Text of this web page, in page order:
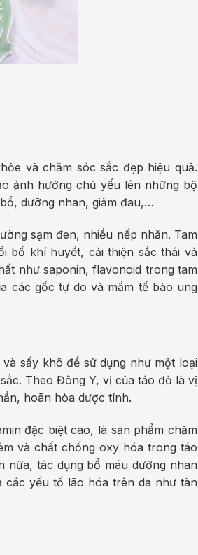
và chăm sóc sắc đẹp hiệu quả.
ảnh hưởng chủ yếu lên những bộ
dưỡng nhan, giảm đau,…
sạm đen, nhiều nếp nhăn. Tam
bổ khí huyết, cải thiện sắc thái và
như saponin, flavonoid trong tam
các gốc tự do và mầm tế bào ung
sấy khô để sử dụng như một loại
Theo Đông Y, vị của táo đỏ là vị
hoãn hòa dược tính.
đặc biệt cao, là sản phẩm chăm
và chất chống oxy hóa trong táo
tác dụng bổ máu dưỡng nhan
các yếu tố lão hóa trên da như tàn